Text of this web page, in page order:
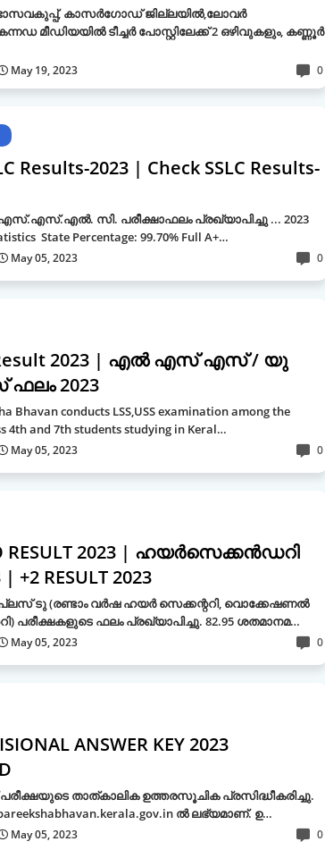
കാസർഗോഡ് ജില്ലയിൽ,ലോവർ
മീഡിയയിൽ ടീച്ചർ പോസ്റ്റിലേക്ക് 2 ഒഴിവുകളും, കണ്ണൂർ
May 19, 2023 0
Results-2023 | Check SSLC Results-
സി. പരീക്ഷാഫലം പ്രഖ്യാപിച്ചു ... 2023
State Percentage: 99.70% Full A+…
May 05, 2023 0
Result 2023 | എല്‍ എസ് എസ് / യു
2023
Bhavan conducts LSS,USS examination among the
4th and 7th students studying in Keral…
May 05, 2023 0
RESULT 2023 | ഹയര്‍സെക്കന്‍ഡറി
+2 RESULT 2023
ടു (രണ്ടാം വർഷ ഹയർ സെക്കന്ററി, വൊക്കേഷണൽ
പരീക്ഷകളുടെ ഫലം പ്രഖ്യാപിച്ചു. 82.95 ശതമാനമ…
May 05, 2023 0
ANSWER KEY 2023
താത്കാലിക ഉത്തരസൂചിക പ്രസിദ്ധീകരിച്ചു.
ൽ ലഭ്യമാണ്. ഉ…
May 05, 2023 0